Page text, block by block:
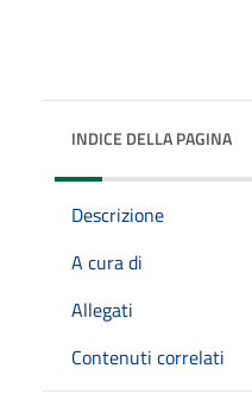
INDICE DELLA PAGINA
Descrizione
A cura di
Allegati
Contenuti correlati